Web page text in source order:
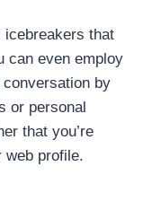
icebreakers that
can even employ
by
or personal
that you’re
web profile.